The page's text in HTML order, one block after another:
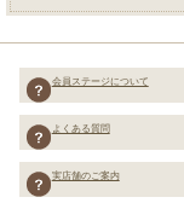
会員ステージについて
よくある質問
実店舗のご案内